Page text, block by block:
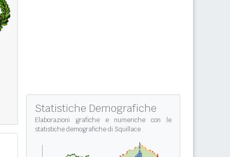
Statistiche Demografiche
Elaborazioni grafiche e numeriche con le
statistiche demografiche di Squillace